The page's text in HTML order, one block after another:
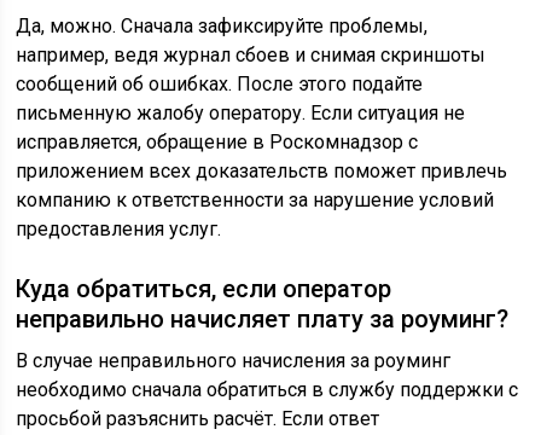
Да, можно. Сначала зафиксируйте проблемы,
например, ведя журнал сбоев и снимая скриншоты
сообщений об ошибках. После этого подайте
письменную жалобу оператору. Если ситуация не
исправляется, обращение в Роскомнадзор с
приложением всех доказательств поможет привлечь
компанию к ответственности за нарушение условий
предоставления услуг.
Куда обратиться, если оператор
неправильно начисляет плату за роуминг?
В случае неправильного начисления за роуминг
необходимо сначала обратиться в службу поддержки с
просьбой разъяснить расчёт. Если ответ